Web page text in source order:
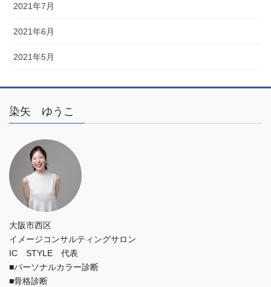
2021年7月
2021年6月
2021年5月
染矢 ゆうこ
大阪市西区
イメージコンサルティングサロン
IC STYLE 代表
■パーソナルカラー診断
■骨格診断